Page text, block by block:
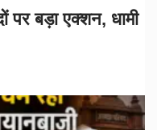
पर बड़ा एक्शन, धामी